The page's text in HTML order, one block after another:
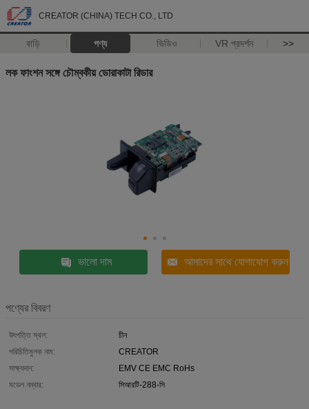
CREATOR (CHINA) TECH CO., LTD
বাড়ি পণ্য ভিডিও VR প্রদর্শন >>
লক ফাংশন সঙ্গে চৌম্বকীয় ডোরাকাটা রিডার
ভালো দাম আমাদের সাথে যোগাযোগ করুন
পণ্যের বিবরণ
উৎপত্তি স্থল:
চীন
পরিচিতিমুলক নাম:
CREATOR
সাক্ষ্যদান:
EMV CE EMC RoHs
মডেল নম্বার:
সিআরটি-288-সি